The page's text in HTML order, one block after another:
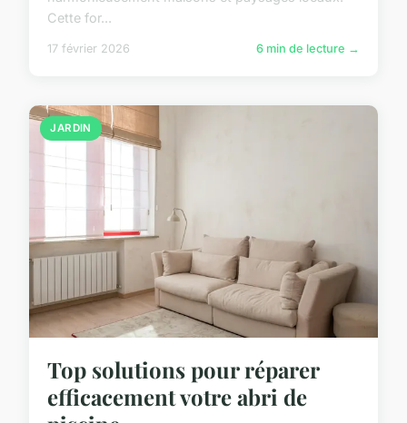
Cette for...
17 février 2026 6 min de lecture →
JARDIN
Top solutions pour réparer
efficacement votre abri de